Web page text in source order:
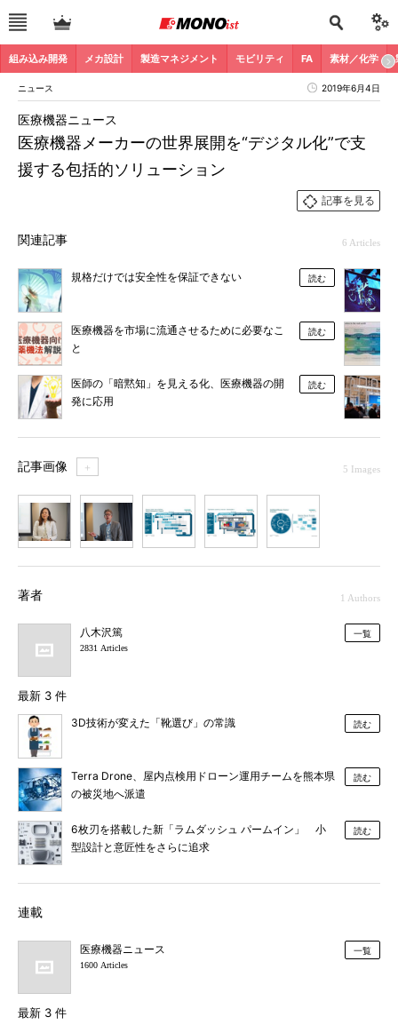
組み込み開発 メカ設計 製造マネジメント モビリティ FA 素材／化学
ニュース 2019年6月4日
医療機器メーカーの世界展開を“デジタル化”で支
援する包括的ソリューション
医療機器ニュース
記事を見る
関連記事 6 Articles
規格だけでは安全性を保証できない 読む
医療機器を市場に流通させるために必要なこ
と
読む
医師の「暗黙知」を見える化、医療機器の開
発に応用
読む
記事画像 ＋ 5 Images
著者 1 Authors
八木沢篤
2831 Articles
一覧
最新 3 件
3D技術が変えた「靴選び」の常識 読む
Terra Drone、屋内点検用ドローン運用チームを熊本県
の被災地へ派遣
読む
6枚刃を搭載した新「ラムダッシュ パームイン」 小
型設計と意匠性をさらに追求
読む
連載
医療機器ニュース
1600 Articles
一覧
最新 3 件